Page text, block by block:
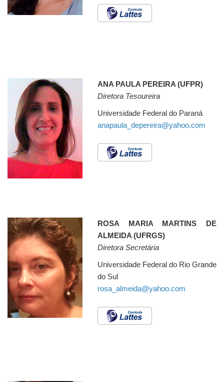
ANA PAULA PEREIRA (UFPR)
Diretora Tesoureira
Universidade Federal do Paraná
anapaula_depereira@yahoo.com
ROSA MARIA MARTINS DE
ALMEIDA (UFRGS)
Diretora Secretária
Universidade Federal do Rio Grande
do Sul
rosa_almeida@yahoo.com